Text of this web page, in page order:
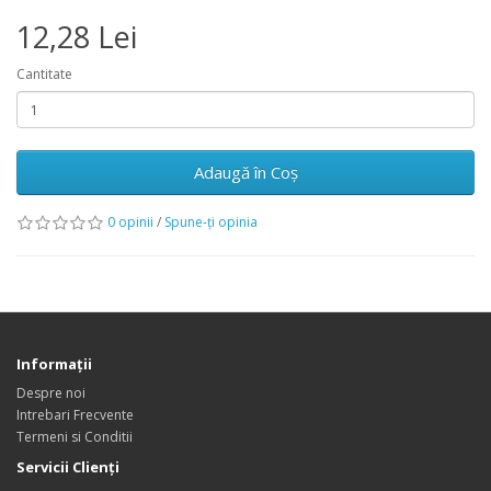
12,28 Lei
Cantitate
Adaugă în Coş
0 opinii / Spune-ţi opinia
Informaţii
Despre noi
Intrebari Frecvente
Termeni si Conditii
Servicii Clienţi